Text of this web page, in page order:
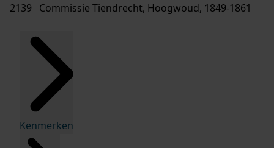
2139 Commissie Tiendrecht, Hoogwoud, 1849-1861
Kenmerken